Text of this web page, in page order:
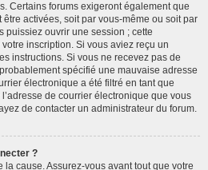
Certains forums exigeront également que
activées, soit par vous-même ou soit par
puissiez ouvrir une session ; cette
inscription. Si vous aviez reçu un
instructions. Si vous ne recevez pas de
spécifié une mauvaise adresse
électronique a été filtré en tant que
de courrier électronique que vous
de contacter un administrateur du forum.
?
cause. Assurez-vous avant tout que votre